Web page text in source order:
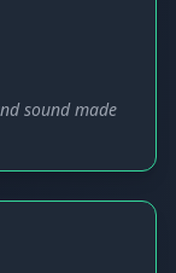
sound made